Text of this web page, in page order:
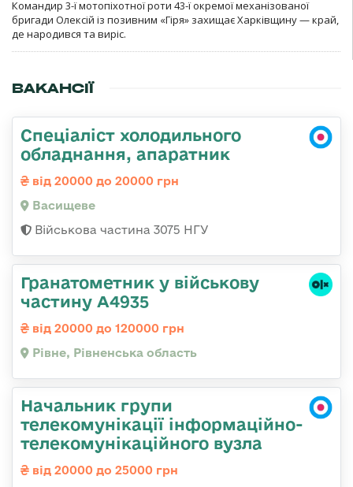
Командир 3-ї мотопіхотної роти 43-ї окремої механізованої
бригади Олексій із позивним «Гіря» захищає Харківщину — край,
де народився та виріс.
ВАКАНСІЇ
Спеціаліст холодильного
обладнання, апаратник
від 20000 до 20000 грн
Васищеве
Військова частина 3075 НГУ
Гранатометник у військову
частину А4935
від 20000 до 120000 грн
Рівне, Рівненська область
Начальник групи
телекомунікації інформаційно-
телекомунікаційного вузла
від 20000 до 25000 грн